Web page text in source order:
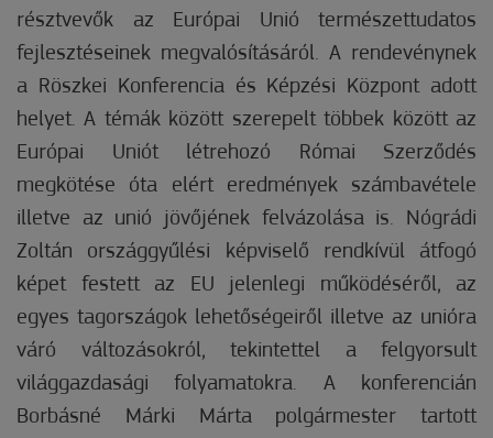
résztvevők az Európai Unió természettudatos
fejlesztéseinek megvalósításáról. A rendevénynek
a Röszkei Konferencia és Képzési Központ adott
helyet. A témák között szerepelt többek között az
Európai Uniót létrehozó Római Szerződés
megkötése óta elért eredmények számbavétele
illetve az unió jövőjének felvázolása is. Nógrádi
Zoltán országgyűlési képviselő rendkívül átfogó
képet festett az EU jelenlegi működéséről, az
egyes tagországok lehetőségeiről illetve az unióra
váró változásokról, tekintettel a felgyorsult
világgazdasági folyamatokra. A konferencián
Borbásné Márki Márta polgármester tartott